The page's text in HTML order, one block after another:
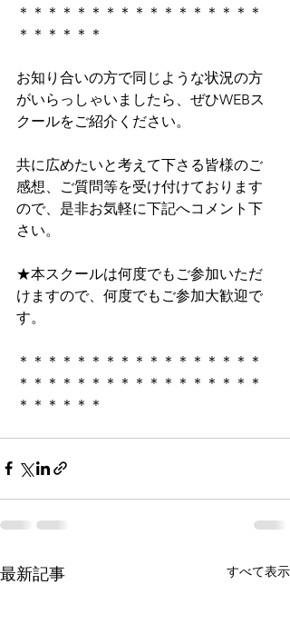
＊＊＊＊＊＊＊＊＊＊＊＊＊＊＊＊＊
＊＊＊＊＊＊
お知り合いの方で同じような状況の方
がいらっしゃいましたら、ぜひWEBス
クールをご紹介ください。
共に広めたいと考えて下さる皆様のご
感想、ご質問等を受け付けております
ので、是非お気軽に下記へコメント下
さい。
★本スクールは何度でもご参加いただ
けますので、何度でもご参加大歓迎で
す。
＊＊＊＊＊＊＊＊＊＊＊＊＊＊＊＊＊
＊＊＊＊＊＊＊＊＊＊＊＊＊＊＊＊＊
＊＊＊＊＊＊
最新記事 すべて表示